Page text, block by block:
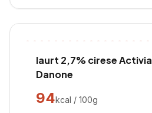
Iaurt 2,7% cirese Activia
Danone
94kcal / 100g